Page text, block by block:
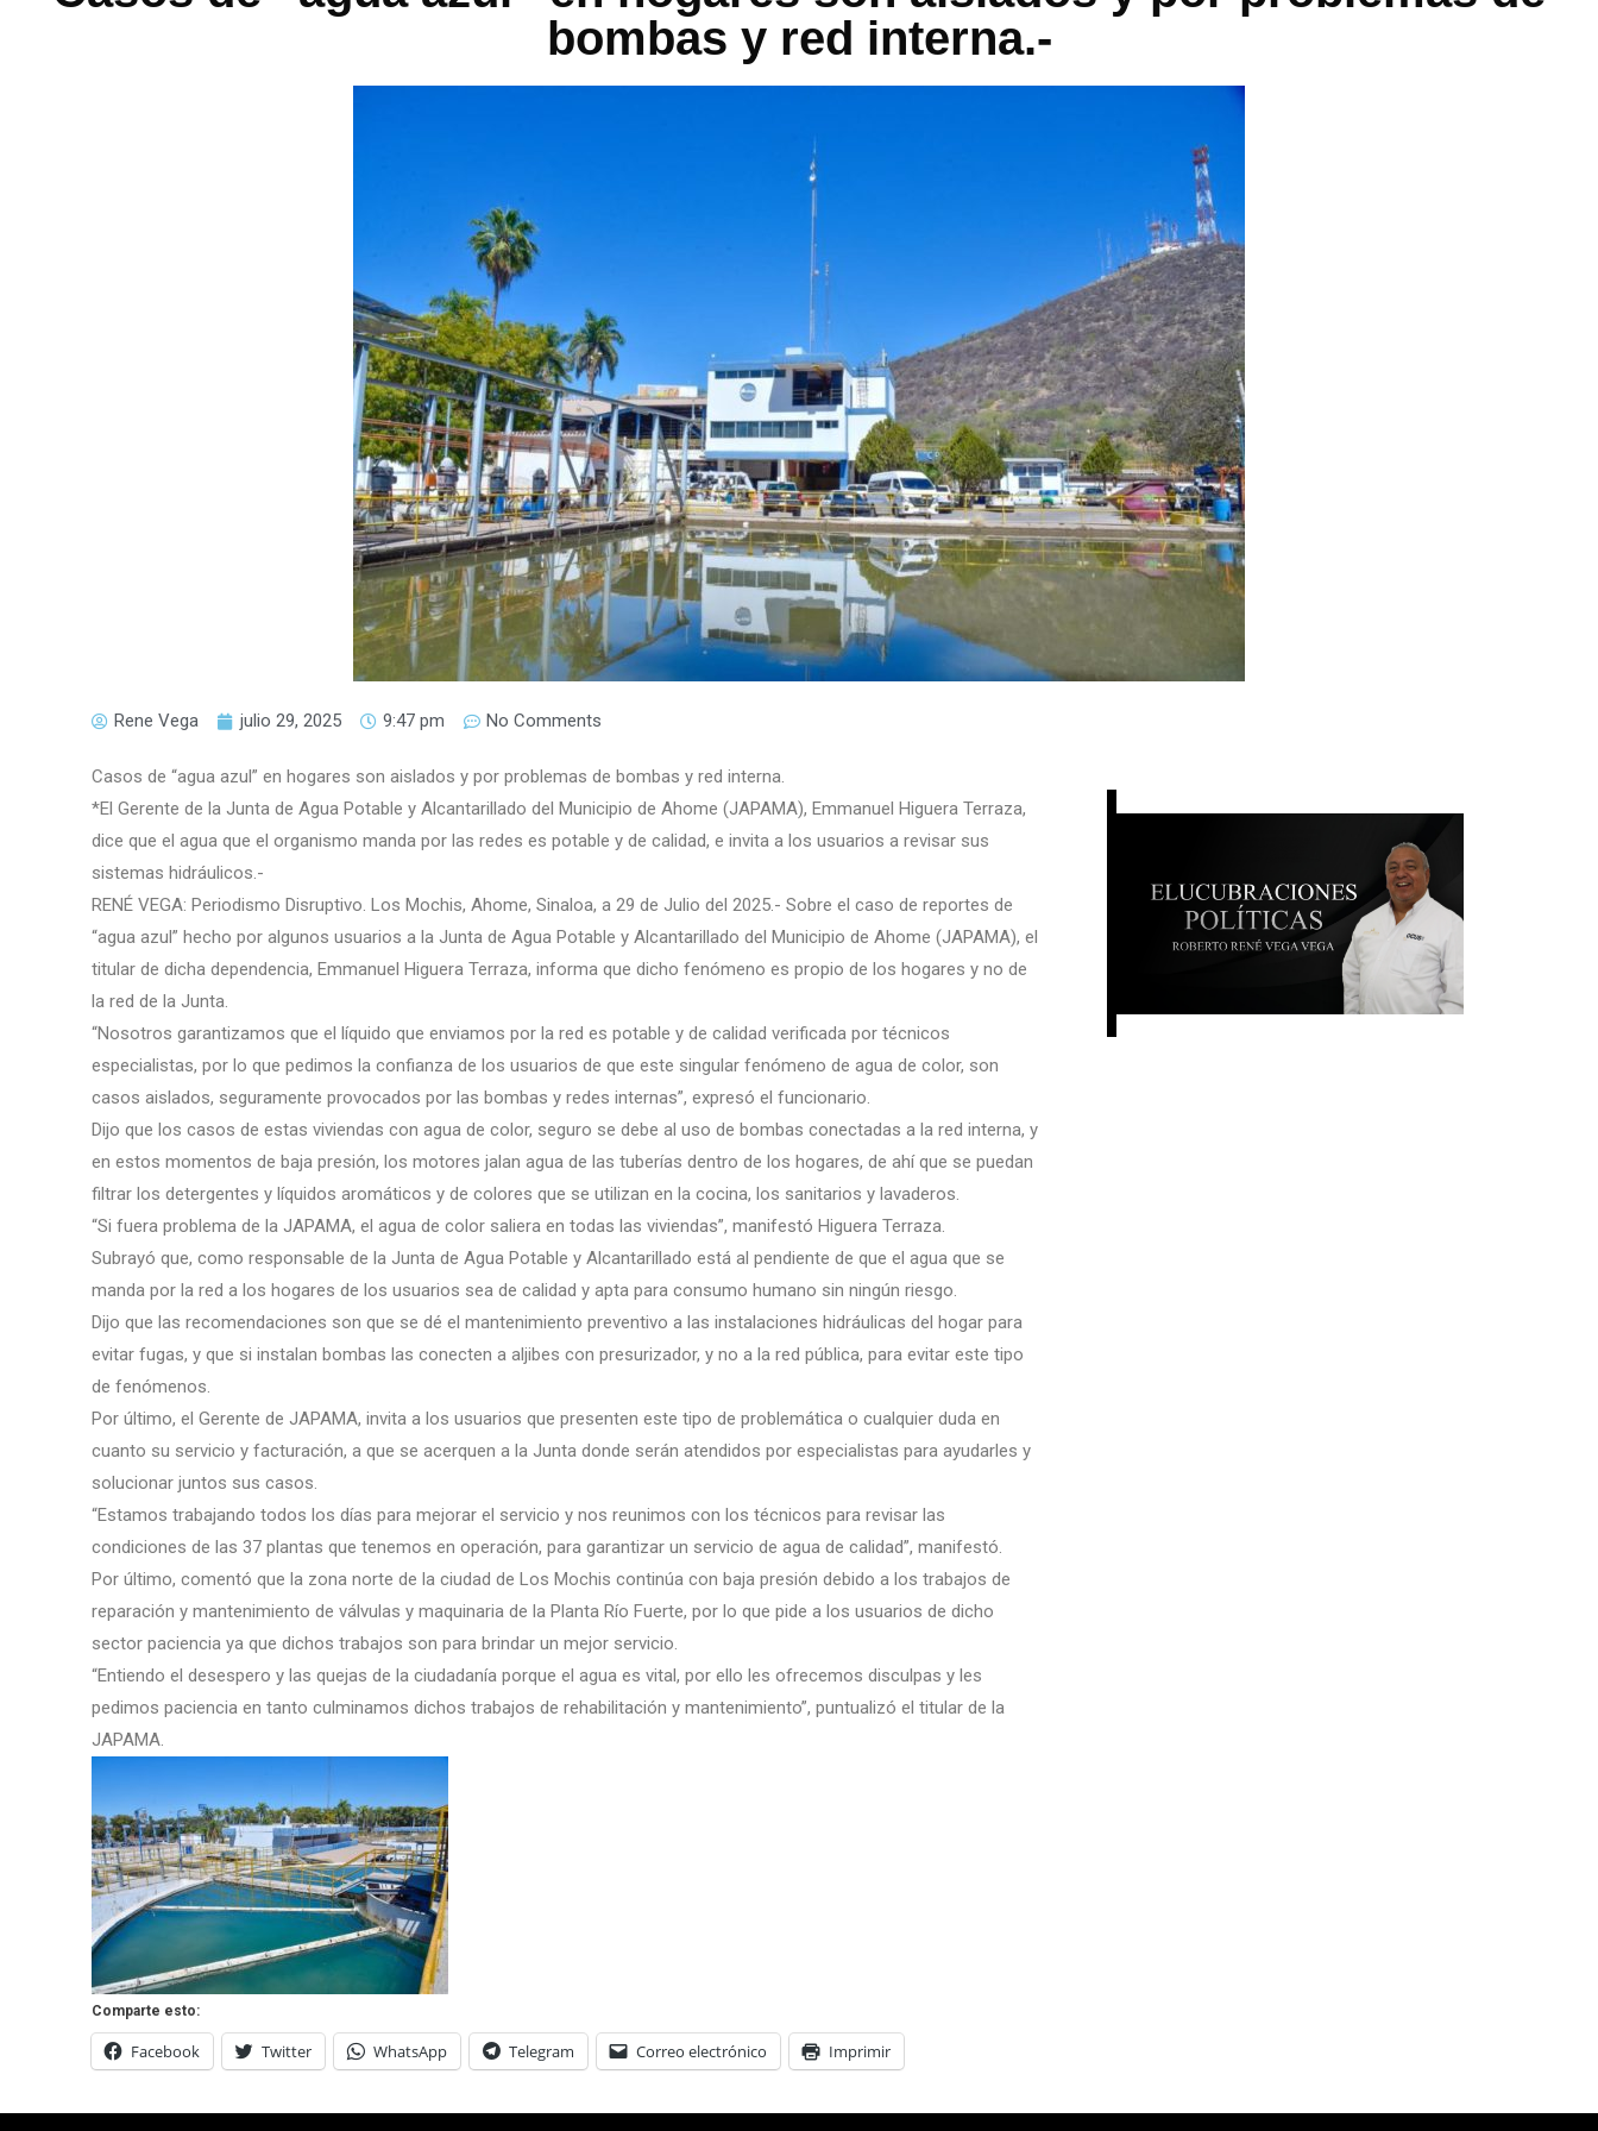
bombas y red interna.-
Rene Vega julio 29, 2025 9:47 pm No Comments
Casos de “agua azul” en hogares son aislados y por problemas de bombas y red interna.
*El Gerente de la Junta de Agua Potable y Alcantarillado del Municipio de Ahome (JAPAMA), Emmanuel Higuera Terraza,
dice que el agua que el organismo manda por las redes es potable y de calidad, e invita a los usuarios a revisar sus
sistemas hidráulicos.-
RENÉ VEGA: Periodismo Disruptivo. Los Mochis, Ahome, Sinaloa, a 29 de Julio del 2025.- Sobre el caso de reportes de
“agua azul” hecho por algunos usuarios a la Junta de Agua Potable y Alcantarillado del Municipio de Ahome (JAPAMA), el
titular de dicha dependencia, Emmanuel Higuera Terraza, informa que dicho fenómeno es propio de los hogares y no de
la red de la Junta.
“Nosotros garantizamos que el líquido que enviamos por la red es potable y de calidad verificada por técnicos
especialistas, por lo que pedimos la confianza de los usuarios de que este singular fenómeno de agua de color, son
casos aislados, seguramente provocados por las bombas y redes internas”, expresó el funcionario.
Dijo que los casos de estas viviendas con agua de color, seguro se debe al uso de bombas conectadas a la red interna, y
en estos momentos de baja presión, los motores jalan agua de las tuberías dentro de los hogares, de ahí que se puedan
filtrar los detergentes y líquidos aromáticos y de colores que se utilizan en la cocina, los sanitarios y lavaderos.
“Si fuera problema de la JAPAMA, el agua de color saliera en todas las viviendas”, manifestó Higuera Terraza.
Subrayó que, como responsable de la Junta de Agua Potable y Alcantarillado está al pendiente de que el agua que se
manda por la red a los hogares de los usuarios sea de calidad y apta para consumo humano sin ningún riesgo.
Dijo que las recomendaciones son que se dé el mantenimiento preventivo a las instalaciones hidráulicas del hogar para
evitar fugas, y que si instalan bombas las conecten a aljibes con presurizador, y no a la red pública, para evitar este tipo
de fenómenos.
Por último, el Gerente de JAPAMA, invita a los usuarios que presenten este tipo de problemática o cualquier duda en
cuanto su servicio y facturación, a que se acerquen a la Junta donde serán atendidos por especialistas para ayudarles y
solucionar juntos sus casos.
“Estamos trabajando todos los días para mejorar el servicio y nos reunimos con los técnicos para revisar las
condiciones de las 37 plantas que tenemos en operación, para garantizar un servicio de agua de calidad”, manifestó.
Por último, comentó que la zona norte de la ciudad de Los Mochis continúa con baja presión debido a los trabajos de
reparación y mantenimiento de válvulas y maquinaria de la Planta Río Fuerte, por lo que pide a los usuarios de dicho
sector paciencia ya que dichos trabajos son para brindar un mejor servicio.
“Entiendo el desespero y las quejas de la ciudadanía porque el agua es vital, por ello les ofrecemos disculpas y les
pedimos paciencia en tanto culminamos dichos trabajos de rehabilitación y mantenimiento”, puntualizó el titular de la
JAPAMA.
Comparte esto:
Facebook Twitter WhatsApp Telegram Correo electrónico Imprimir